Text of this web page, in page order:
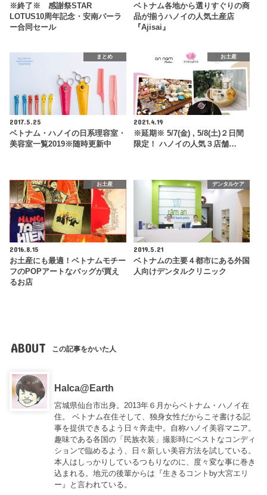
※終了※ 感謝祭STAR
LOTUS10周年記念・安南パーラ
ー合同セール
ベトナム各地から選りすぐりの商
品が揃うハノイの人気土産店
『Ajisai』
まとめ
2017.5.25
ベトナム・ハノイの日系理容室・
美容室一覧2019※随時更新中
お土産
2021.4.19
※延期※ 5/7(金) , 5/8(土)２日間
限定！ ハノイの人気３店舗…
お土産
2016.8.15
お土産にも最適！ベトナムモチー
フのPOPアートなバッグが買え
るお店
デンタルケア
2019.5.21
ベトナムの主要４都市にある外国
人向けデンタルクリニック
ABOUT この記事をかいた人
Halca@Earth
宮城県仙台市出身。2013年６月からベトナム・ハノイ在
住。 ベトナム在住そして、独身女性だからこそ書ける記
事を提供できるよう日々奔走中。自称ハノイ美容マニア。
趣味である各国の「民族衣装」撮影時にベストなコンディ
ションで臨めるよう、日々新しい美容方法を試している。
本人はしっかりしているつもりなのに、度々変な事に巻き
込まれる。地元の後輩からは『生きるコントby大宮エリ
ー 』と言われている。